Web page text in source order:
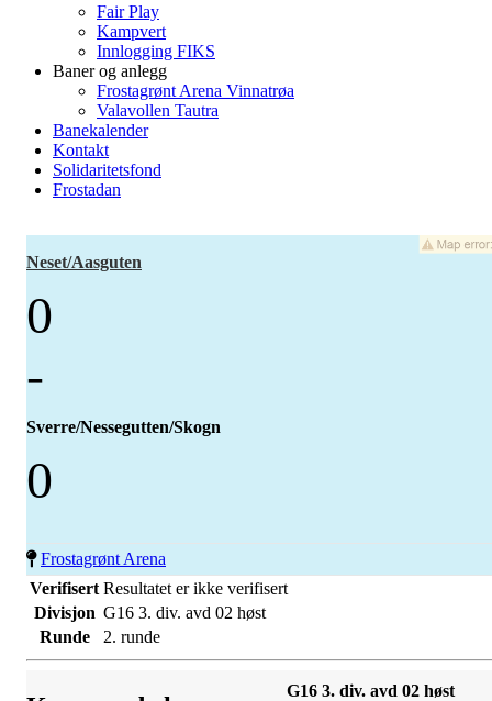
Fair Play
Kampvert
Innlogging FIKS
Baner og anlegg
Frostagrønt Arena Vinnatrøa
Valavollen Tautra
Banekalender
Kontakt
Solidaritetsfond
Frostadan
Neset/Aasguten
0
-
Sverre/Nessegutten/Skogn
0
Frostagrønt Arena
Verifisert Resultatet er ikke verifisert
Divisjon G16 3. div. avd 02 høst
Runde
2. runde
G16 3. div. avd 02 høst